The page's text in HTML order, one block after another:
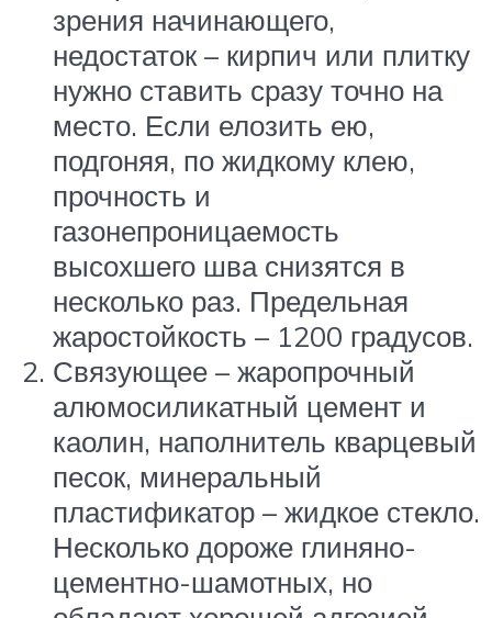
зрения начинающего,
недостаток – кирпич или плитку
нужно ставить сразу точно на
место. Если елозить ею,
подгоняя, по жидкому клею,
прочность и
газонепроницаемость
высохшего шва снизятся в
несколько раз. Предельная
жаростойкость – 1200 градусов.
Связующее – жаропрочный
алюмосиликатный цемент и
каолин, наполнитель кварцевый
песок, минеральный
пластификатор – жидкое стекло.
Несколько дороже глиняно-
цементно-шамотных, но